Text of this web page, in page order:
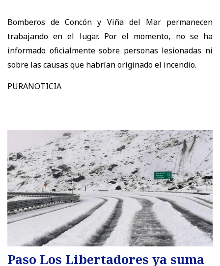
Bomberos de Concón y Viña del Mar permanecen
trabajando en el lugar. Por el momento, no se ha
informado oficialmente sobre personas lesionadas ni
sobre las causas que habrían originado el incendio.
PURANOTICIA
Paso Los Libertadores ya suma